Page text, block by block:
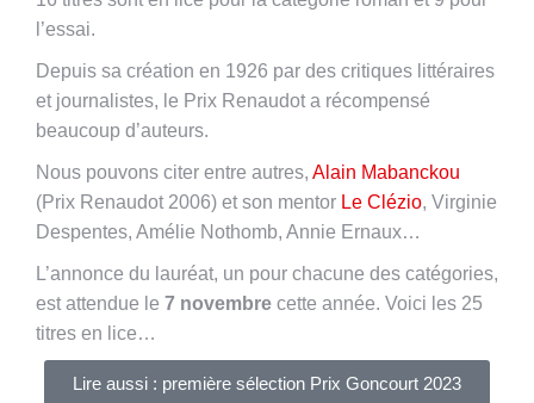
l’essai.
Depuis sa création en 1926 par des critiques littéraires
et journalistes, le Prix Renaudot a récompensé
beaucoup d’auteurs.
Nous pouvons citer entre autres, Alain Mabanckou
(Prix Renaudot 2006) et son mentor Le Clézio, Virginie
Despentes, Amélie Nothomb, Annie Ernaux…
L’annonce du lauréat, un pour chacune des catégories,
est attendue le 7 novembre cette année. Voici les 25
titres en lice…
Lire aussi : première sélection Prix Goncourt 2023